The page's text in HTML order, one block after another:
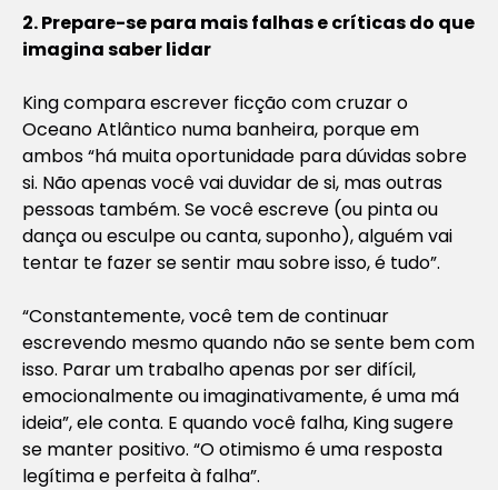
2. Prepare-se para mais falhas e críticas do que
imagina saber lidar
King compara escrever ficção com cruzar o
Oceano Atlântico numa banheira, porque em
ambos “há muita oportunidade para dúvidas sobre
si. Não apenas você vai duvidar de si, mas outras
pessoas também. Se você escreve (ou pinta ou
dança ou esculpe ou canta, suponho), alguém vai
tentar te fazer se sentir mau sobre isso, é tudo”.
“Constantemente, você tem de continuar
escrevendo mesmo quando não se sente bem com
isso. Parar um trabalho apenas por ser difícil,
emocionalmente ou imaginativamente, é uma má
ideia”, ele conta. E quando você falha, King sugere
se manter positivo. “O otimismo é uma resposta
legítima e perfeita à falha”.